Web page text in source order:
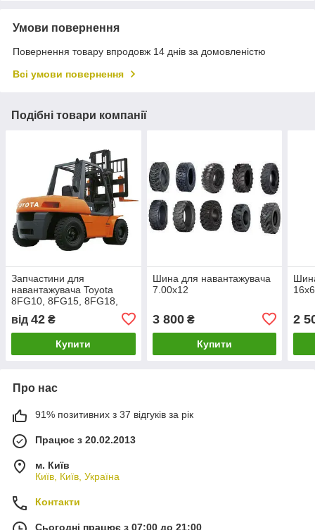
Умови повернення
Повернення товару впродовж 14 днів за домовленістю
Всі умови повернення
Подібні товари компанії
Запчастини для
навантажувача Toyota
8FG10, 8FG15, 8FG18,
8FG35
від 42 ₴
Купити
Шина для навантажувача
7.00х12
3 800₴
Купити
2
Про нас
91% позитивних з 37 відгуків за рік
Працює з 20.02.2013
м. Київ
Київ, Київ, Україна
Контакти
Сьогодні працює з 07:00 до 21:00